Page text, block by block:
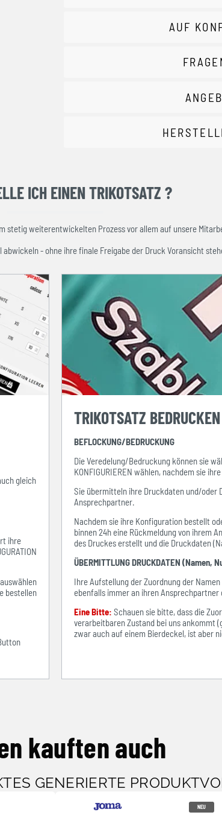
AUF
ICH EINEN TRIKOTSATZ ?
stetig weiterentwickelten Prozess vor allem auf unsere
- ohne ihre finale Freigabe der Druck Voransicht
gleich
ihre
bestellen
TRIKOTSATZ BEDRUCKEN
BEFLOCKUNG/BEDRUCKUNG
Die Veredelung/Bedruckung können sie
KONFIGURIEREN wählen, nachdem sie
Sie übermitteln ihre Druckdaten und/oder
Ansprechpartner.
Nachdem sie ihre Konfiguration bestellt
binnen 24h eine Rückmeldung von ihrem
des Druckes erstellt und die Druckdaten
ÜBERMITTLUNG DRUCKDATEN (Namen,
Ihre Aufstellung der Zuordnung der
ebenfalls immer an ihren
Eine Bitte: Schauen sie bitte, dass die
verarbeitbaren Zustand bei uns ankommt
zwar auch auf einem Bierdeckel, ist aber
kauften auch
GENERIERTE
NEU